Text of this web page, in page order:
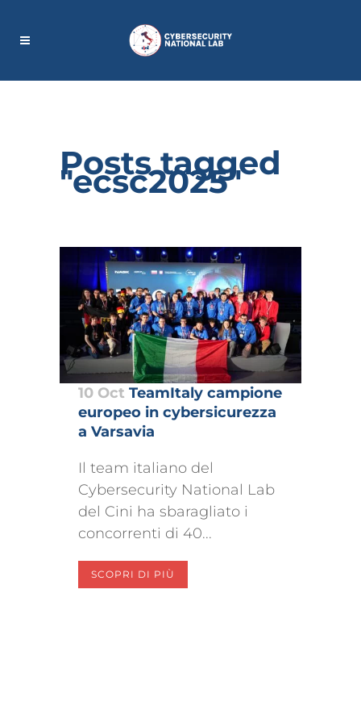
Posts tagged
"ecsc2025"
10 Oct TeamItaly campione
europeo in cybersicurezza
a Varsavia
Il team italiano del
Cybersecurity National Lab
del Cini ha sbaragliato i
concorrenti di 40...
SCOPRI DI PIÙ